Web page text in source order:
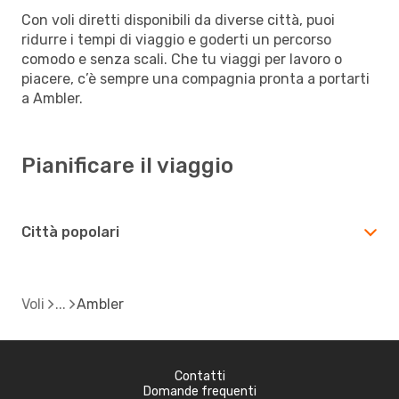
Con voli diretti disponibili da diverse città, puoi
ridurre i tempi di viaggio e goderti un percorso
comodo e senza scali. Che tu viaggi per lavoro o
piacere, c’è sempre una compagnia pronta a portarti
a Ambler.
Pianificare il viaggio
Città popolari
Voli Ambler
Contatti
Domande frequenti